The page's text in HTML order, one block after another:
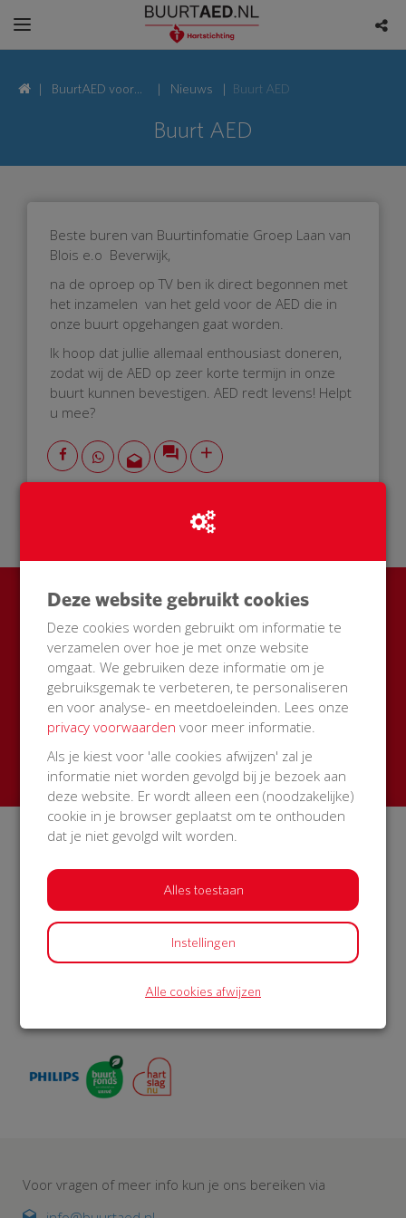
BuurtAED voor
Nieuws Buurt AED
Buurt AED
Beste buren van Buurtinfomatie Groep Laan van
Blois e.o Beverwijk,
na de oproep op TV ben ik direct begonnen met
het inzamelen van het geld voor de AED die in
onze buurt opgehangen gaat worden.
Ik hoop dat jullie allemaal enthousiast doneren,
zodat wij de AED op zeer korte termijn in onze
buurt kunnen bevestigen. AED redt levens! Helpt
u mee?
Ook een BuurtAED in jouw
straat?
Zamel met je buren geld in voor een AED + buitenkast
met korting
Start een actie
Over BuurtAED
Op BuurtAED.nl haal je in 30 dagen met je buurt geld op
voor een AED. Met buitenkast én 5 jaar service en
onderhoud. Met meer AED’s in woonwijken, worden meer
levens gered. BuurtAED is een initiatief van de
Hartstichting. Philips en Univé Buurtfonds geven korting
oproepsysteem HartslagNu. Zo draag je met je buurt bij
Voor vragen of meer info kun je ons bereiken via
Deze website gebruikt cookies
Deze cookies worden gebruikt om informatie te
verzamelen over hoe je met onze website
omgaat. We gebruiken deze informatie om je
gebruiksgemak te verbeteren, te personaliseren
en voor analyse- en meetdoeleinden. Lees onze
privacy voorwaarden voor meer informatie.
Als je kiest voor 'alle cookies afwijzen' zal je
informatie niet worden gevolgd bij je bezoek aan
deze website. Er wordt alleen een (noodzakelijke)
cookie in je browser geplaatst om te onthouden
dat je niet gevolgd wilt worden.
Alles toestaan
Instellingen
Alle cookies afwijzen